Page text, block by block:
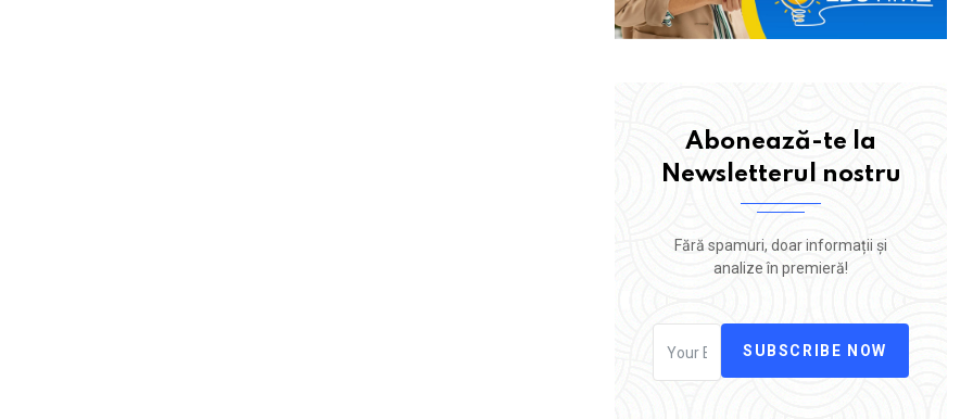
Abonează-te la
Newsletterul nostru
Fără spamuri, doar informații și
analize în premieră!
SUBSCRIBE NOW